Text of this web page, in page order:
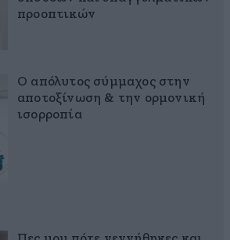
προοπτικών
Ο απόλυτος σύμμαχος στην
αποτοξίνωση & την ορμονική
ισορροπία